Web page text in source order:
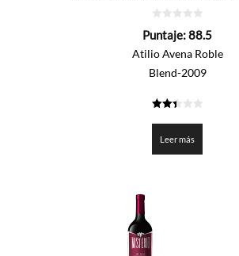
de
Puntaje:88.5
Atilio Avena Roble
Blend-2009
de 5
Leer más